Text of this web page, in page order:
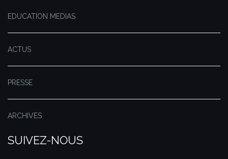
EDUCATION MEDIAS
ACTUS
PRESSE
ARCHIVES
SUIVEZ-NOUS